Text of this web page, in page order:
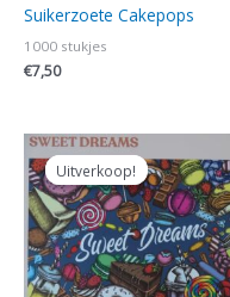
Suikerzoete Cakepops
1000 stukjes
€7,50
Uitverkoop!
Uitverkoop!
Oorspronkelijke
prijs
was:
€14,00.
Huidige
prijs
is:
€12,50.